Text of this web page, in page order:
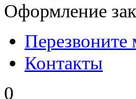
Оформление
Перезвоните
Контакты
0